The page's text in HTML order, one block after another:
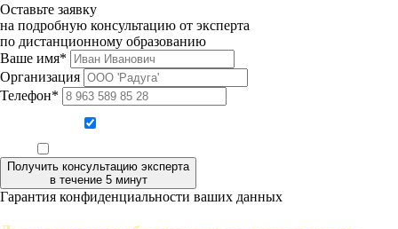
Оставьте заявку
на подробную консультацию от эксперта
по дистанционному образованию
Ваше имя*
Организация
Телефон*
Получить консультацию эксперта
в течение 5 минут
Гарантия конфиденциальности ваших данных